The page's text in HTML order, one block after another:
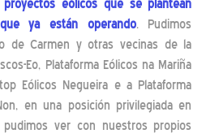
eólicos que se plantean
ya están operando. Pudimos
de Carmen y otras vecinas de la
Eo, Plataforma Eólicos na Mariña
Eólicos Negueira e a Plataforma
en una posición privilegiada en
ver con nuestros propios